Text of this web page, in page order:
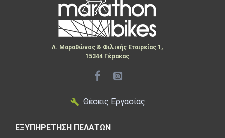
Λ. Μαραθώνος & Φιλικής Εταιρείας 1,
15344 Γέρακας
Θέσεις Εργασίας
ΕΞΥΠΗΡΕΤΗΣΗ ΠΕΛΑΤΩΝ